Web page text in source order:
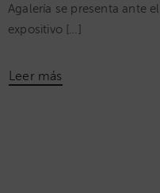
Agalería se presenta ante
expositivo […]
Leer más